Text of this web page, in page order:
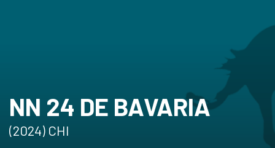
NN 24 DE BAVARIA
(2024) CHI